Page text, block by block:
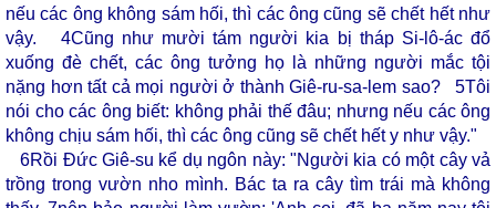
nếu các ông không sám hối, thì các ông cũng sẽ chết hết như
vậy. 4Cũng như mười tám người kia bị tháp Si-lô-ác đổ
xuống đè chết, các ông tưởng họ là những người mắc tội
nặng hơn tất cả mọi người ở thành Giê-ru-sa-lem sao? 5Tôi
nói cho các ông biết: không phải thế đâu; nhưng nếu các ông
không chịu sám hối, thì các ông cũng sẽ chết hết y như vậy."
6Rồi Đức Giê-su kể dụ ngôn này: "Người kia có một cây vả
trồng trong vườn nho mình. Bác ta ra cây tìm trái mà không